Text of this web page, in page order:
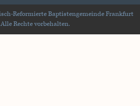
Reformierte Baptistengemeinde Frankfurt
Alle Rechte vorbehalten.